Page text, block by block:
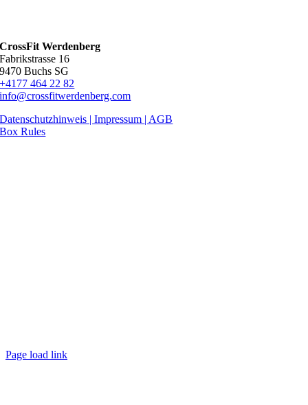
CrossFit Werdenberg
Fabrikstrasse 16
9470 Buchs SG
+4177 464 22 82
info@crossfitwerdenberg.com
Datenschutzhinweis | Impressum | AGB
Box Rules
Page load link